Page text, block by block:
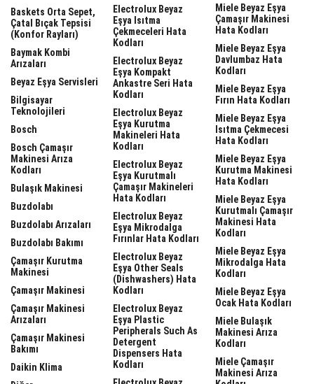
Baskets Orta Sepet,
Çatal Bıçak Tepsisi
(Konfor Rayları)
Baymak Kombi
Arızaları
Beyaz Eşya Servisleri
Bilgisayar
Teknolojileri
Bosch
Bosch Çamaşır
Makinesi Arıza
Kodları
Bulaşık Makinesi
Buzdolabı
Buzdolabı Arızaları
Buzdolabı Bakımı
Çamaşır Kurutma
Makinesi
Çamaşır Makinesi
Çamaşır Makinesi
Arızaları
Çamaşır Makinesi
Bakımı
Daikin Klima
Electrolux Beyaz
Eşya Isıtma
Çekmeceleri Hata
Kodları
Electrolux Beyaz
Eşya Kompakt
Ankastre Seri Hata
Kodları
Electrolux Beyaz
Eşya Kurutma
Makineleri Hata
Kodları
Electrolux Beyaz
Eşya Kurutmalı
Çamaşır Makineleri
Hata Kodları
Electrolux Beyaz
Eşya Mikrodalga
Fırınlar Hata Kodları
Electrolux Beyaz
Eşya Other Seals
(dishwashers) Hata
Kodları
Electrolux Beyaz
Eşya Plastic
Peripherals Such As
Detergent
Dispensers Hata
Kodları
Miele Beyaz Eşya
Çamaşır Makinesi
Hata Kodları
Miele Beyaz Eşya
Davlumbaz Hata
Kodları
Miele Beyaz Eşya
Fırın Hata Kodları
Miele Beyaz Eşya
Isıtma Çekmecesi
Hata Kodları
Miele Beyaz Eşya
Kurutma Makinesi
Hata Kodları
Miele Beyaz Eşya
Kurutmalı Çamaşır
Makinesi Hata
Kodları
Miele Beyaz Eşya
Mikrodalga Hata
Kodları
Miele Beyaz Eşya
Ocak Hata Kodları
Miele Bulaşık
Makinesi Arıza
Kodları
Miele Çamaşır
Makinesi Arıza